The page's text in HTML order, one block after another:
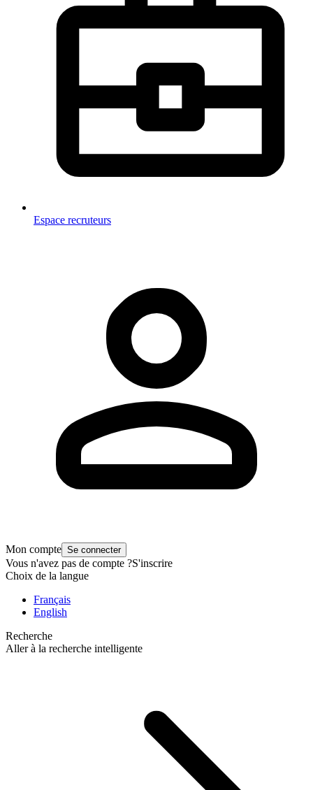
Espace recruteurs
Mon compte Se connecter
Vous n'avez pas de compte ?S'inscrire
Choix de la langue
Français
English
Recherche
Aller à la recherche intelligente